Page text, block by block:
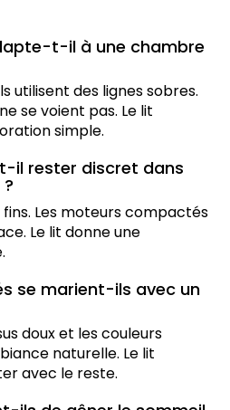
t-il à une chambre
utilisent des lignes sobres.
se voient pas. Le lit
simple.
il rester discret dans
Les moteurs compactés
Le lit donne une
se marient-ils avec un
doux et les couleurs
naturelle. Le lit
avec le reste.